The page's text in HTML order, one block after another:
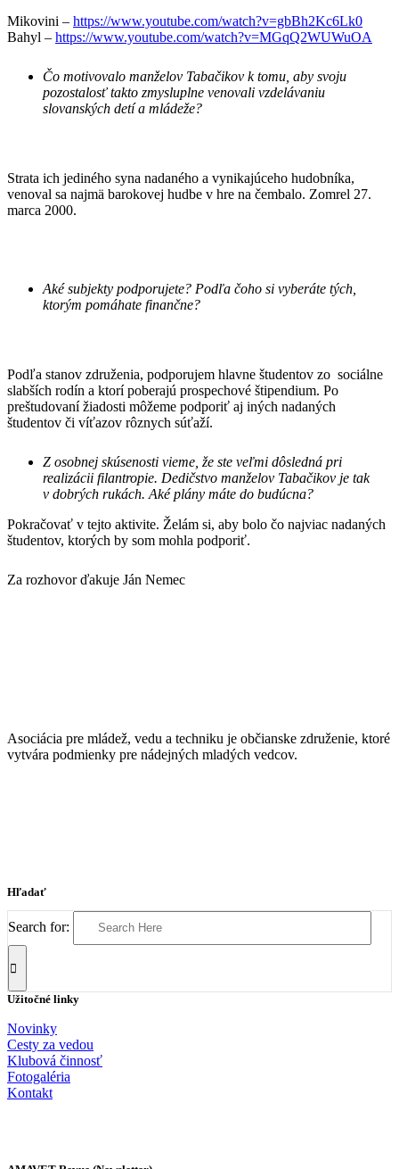
Mikovini – https://www.youtube.com/watch?v=gbBh2Kc6Lk0
Bahyl – https://www.youtube.com/watch?v=MGqQ2WUWuOA
Čo motivovalo manželov Tabačikov k tomu, aby svoju
pozostalosť takto zmysluplne venovali vzdelávaniu
slovanských detí a mládeže?
Strata ich jediného syna nadaného a vynikajúceho hudobníka,
venoval sa najmä barokovej hudbe v hre na čembalo. Zomrel 27.
marca 2000.
Aké subjekty podporujete? Podľa čoho si vyberáte tých,
ktorým pomáhate finančne?
Podľa stanov združenia, podporujem hlavne študentov zo sociálne
slabších rodín a ktorí poberajú prospechové štipendium. Po
preštudovaní žiadosti môžeme podporiť aj iných nadaných
študentov či víťazov rôznych súťaží.
Z osobnej skúsenosti vieme, že ste veľmi dôsledná pri
realizácii filantropie. Dedičstvo manželov Tabačikov je tak
v dobrých rukách. Aké plány máte do budúcna?
Pokračovať v tejto aktivite. Želám si, aby bolo čo najviac nadaných
študentov, ktorých by som mohla podporiť.
Za rozhovor ďakuje Ján Nemec
Asociácia pre mládež, vedu a techniku je občianske združenie, ktoré
vytvára podmienky pre nádejných mladých vedcov.
Hľadať
Search for:
Užitočné linky
Novinky
Cesty za vedou
Klubová činnosť
Fotogaléria
Kontakt